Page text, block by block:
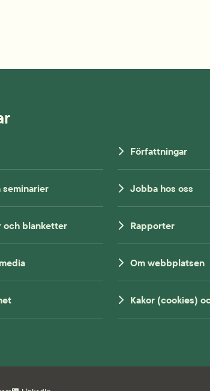
Författningar
seminarier Jobba hos oss
och blanketter Rapporter
Om webbplatsen
Kakor (cookies)